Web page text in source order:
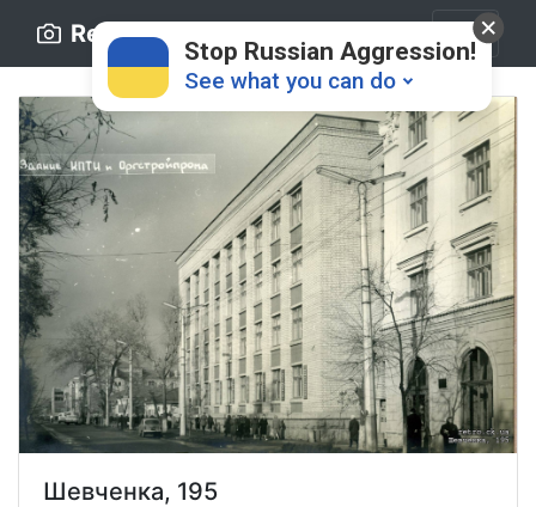
Retro.ck.ua
Шевченка, 195
Stop Russian Aggression!
See what you can do
Donate 💸
Support Ukraine ❤
Share this widget